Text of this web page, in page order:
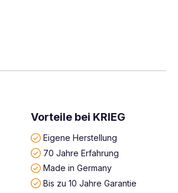
Vorteile bei KRIEG
Eigene Herstellung
70 Jahre Erfahrung
Made in Germany
Bis zu 10 Jahre Garantie